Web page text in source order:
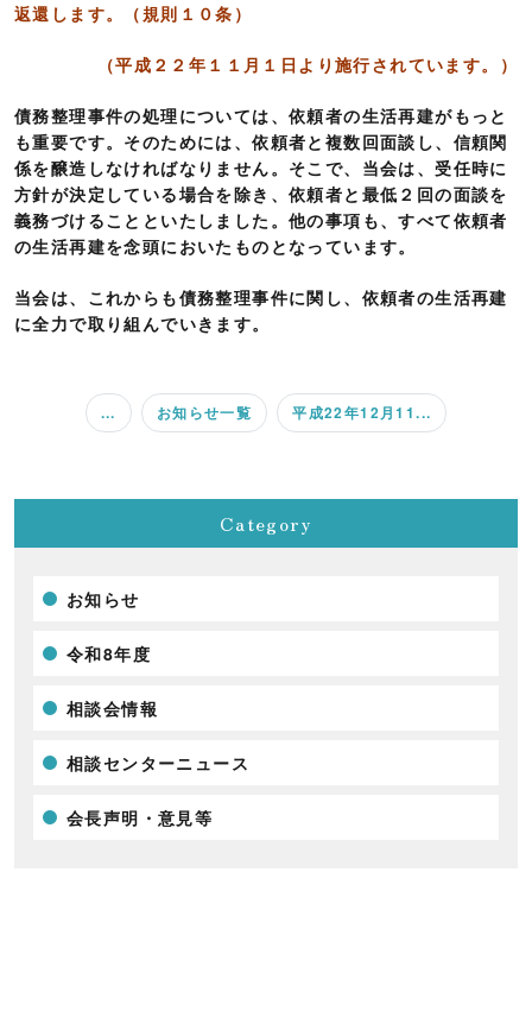
返還します。（規則１０条）
（平成２２年１１月１日より施行されています。）
債務整理事件の処理については、依頼者の生活再建がもっと
も重要です。そのためには、依頼者と複数回面談し、信頼関
係を醸造しなければなりません。そこで、当会は、受任時に
方針が決定している場合を除き、依頼者と最低２回の面談を
義務づけることといたしました。他の事項も、すべて依頼者
の生活再建を念頭においたものとなっています。
当会は、これからも債務整理事件に関し、依頼者の生活再建
に全力で取り組んでいきます。
... お知らせ一覧 平成22年12月11...
Category
お知らせ
令和8年度
相談会情報
相談センターニュース
会長声明・意見等